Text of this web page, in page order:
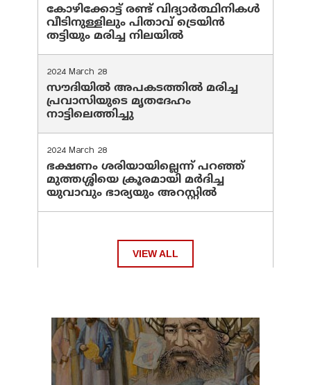
കോഴിക്കോട്ട് രണ്ട് വിദ്യാർത്ഥിനികൾ
വീടിനുള്ളിലും പിതാവ് ട്രെയിൻ
തട്ടിയും മരിച്ച നിലയിൽ
2024 March 28
സൗദിയില്‍ അപകടത്തില്‍ മരിച്ച
പ്രവാസിയുടെ മൃതദേഹം
നാട്ടിലെത്തിച്ചു
2024 March 28
ഭക്ഷണം ശരിയായില്ലെന്ന് പറഞ്ഞ്
മുത്തശ്ശിയെ ക്രൂരമായി മര്‍ദിച്ച
യുവാവും ഭാര്യയും അറസ്റ്റില്‍
VIEW ALL